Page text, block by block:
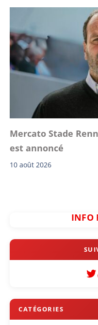
Mercato Stade
est annoncé
10 août 2026
INFO